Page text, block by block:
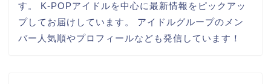
す。 K-POPアイドルを中心に最新情報をピックアッ
プしてお届けしています。 アイドルグループのメン
バー人気順やプロフィールなども発信しています！